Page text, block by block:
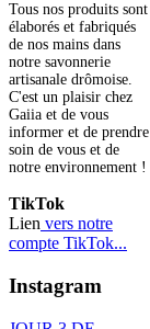
Tous nos produits sont
élaborés et fabriqués
de nos mains dans
notre savonnerie
artisanale drômoise.
C'est un plaisir chez
Gaiia et de vous
informer et de prendre
soin de vous et de
notre environnement !
TikTok
Lien vers notre
compte TikTok...
Instagram